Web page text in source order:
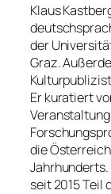
Klaus
der
Graz.
Er kuratiert
die
seit 2015 Teil